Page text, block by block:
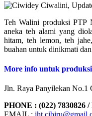
Teh Walini produksi PTP
aneka teh alami yang
hitam, teh lemon, teh
buahan untuk dinikmati
More info untuk
Jln. Raya Panyilekan No.1
PHONE : (022) 7830826